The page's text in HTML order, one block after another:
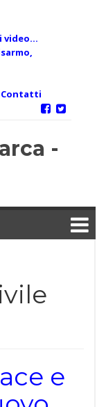
video…
Contatti
-
e